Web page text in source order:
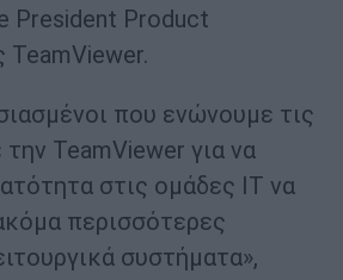
President Product
TeamViewer.
που ενώνουμε τις
TeamViewer για να
στις ομάδες IT να
περισσότερες
συστήματα»,